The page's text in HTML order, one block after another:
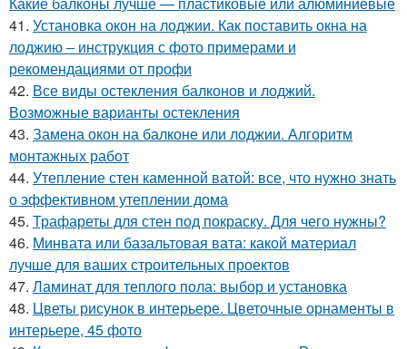
41. Установка окон на лоджии. Как поставить окна на
лоджию – инструкция с фото примерами и
рекомендациями от профи
42. Все виды остекления балконов и лоджий.
Возможные варианты остекления
43. Замена окон на балконе или лоджии. Алгоритм
монтажных работ
44. Утепление стен каменной ватой: все, что нужно знать
о эффективном утеплении дома
45. Трафареты для стен под покраску. Для чего нужны?
46. Минвата или базальтовая вата: какой материал
лучше для ваших строительных проектов
47. Ламинат для теплого пола: выбор и установка
48. Цветы рисунок в интерьере. Цветочные орнаменты в
интерьере, 45 фото